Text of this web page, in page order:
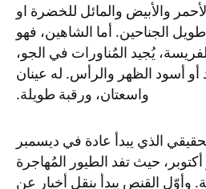
والأبيض والمائل للخضرة او
الجناحين. أما الشاهين، فهو
يُجيد المُناورات في الجو،
أو أسود الظهر والرأس. له عينان
واسعتان، ورقبة طويلة.
الذي يبدأ عادة في ديسمبر
حيث تفد الطيور المُهاجرة
وأوّل القنص يبدأ بنقل أخبار عن